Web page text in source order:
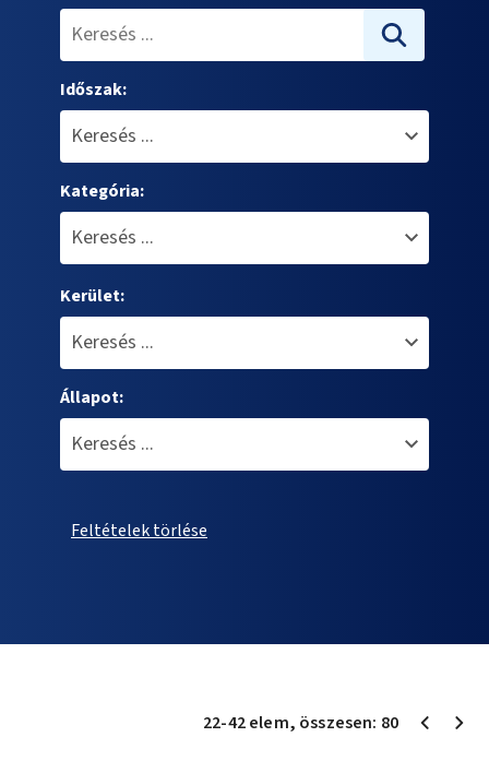
Időszak:
Kategória:
Kerület:
Állapot:
Feltételek törlése
22-42elem, összesen: 80